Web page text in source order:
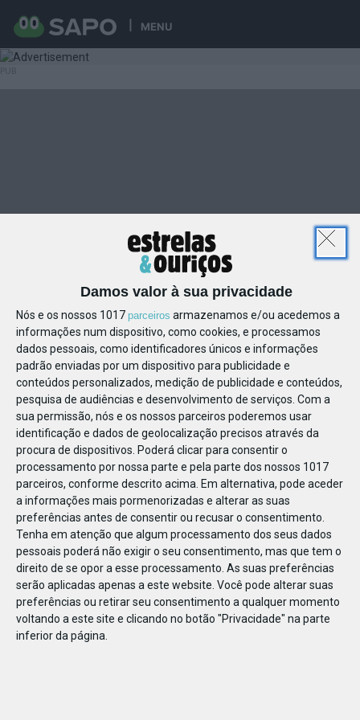
MENU
Damos valor à sua privacidade
Nós e os nossos 1017 parceiros armazenamos e/ou acedemos a
informações num dispositivo, como cookies, e processamos
dados pessoais, como identificadores únicos e informações
padrão enviadas por um dispositivo para publicidade e
conteúdos personalizados, medição de publicidade e conteúdos,
pesquisa de audiências e desenvolvimento de serviços. Com a
sua permissão, nós e os nossos parceiros poderemos usar
identificação e dados de geolocalização precisos através da
procura de dispositivos. Poderá clicar para consentir o
processamento por nossa parte e pela parte dos nossos 1017
parceiros, conforme descrito acima. Em alternativa, pode aceder
a informações mais pormenorizadas e alterar as suas
preferências antes de consentir ou recusar o consentimento.
Tenha em atenção que algum processamento dos seus dados
pessoais poderá não exigir o seu consentimento, mas que tem o
direito de se opor a esse processamento. As suas preferências
serão aplicadas apenas a este website. Você pode alterar suas
preferências ou retirar seu consentimento a qualquer momento
voltando a este site e clicando no botão "Privacidade" na parte
inferior da página.
81859185910323